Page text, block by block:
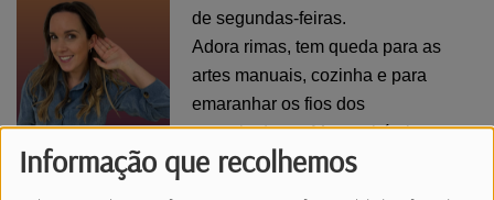
Informação que recolhemos
de segundas-feiras.
Adora rimas, tem queda para as
artes manuais, cozinha e para
emaranhar os fios dos
auscultadores. Mas se há algo que
faz bem é trocar os nomes dos